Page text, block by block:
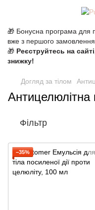
🎁 Бонусна програма для
вже з першого
🎁 Реєструйтесь на
знижку!
Догляд за тілом
Антицелюлітна
Фільтр
−35%